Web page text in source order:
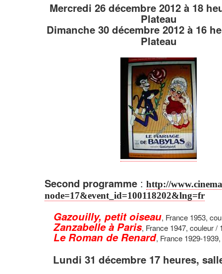
Mercredi 26 décembre 2012 à 18
Plateau
Dimanche 30 décembre 2012 à 16
Plateau
Second programme : http://
node=17&event_id=100118202&lng=fr
Gazouilly, petit oiseau, France 1953,
Zanzabelle à Paris, France 1947, couleur /
Le Roman de Renard, France 1929-
Lundi 31 décembre 17 heures,